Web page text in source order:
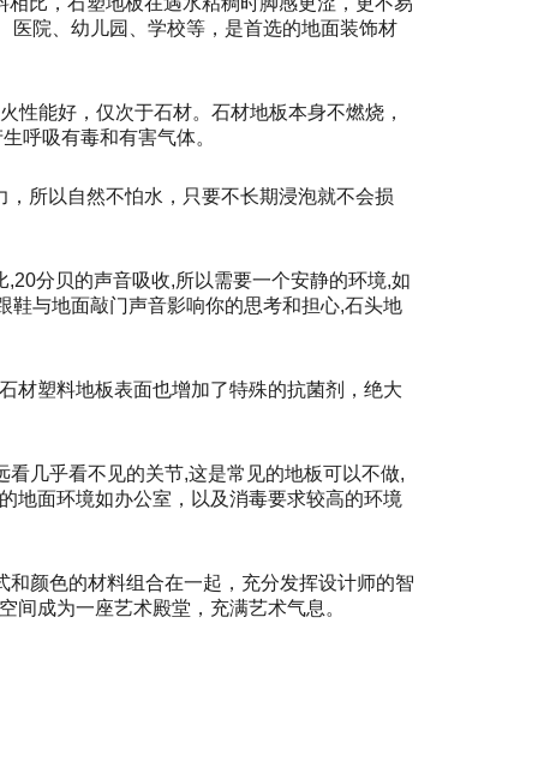
医院、幼儿园、学校等，是首选的地面装饰材
性能好，仅次于石材。石材地板本身不燃烧，
呼吸有毒和有害气体。
所以自然不怕水，只要不长期浸泡就不会损
分贝的声音吸收,所以需要一个安静的环境,如
鞋与地面敲门声音影响你的思考和担心,石头地
材塑料地板表面也增加了特殊的抗菌剂，绝大
几乎看不见的关节,这是常见的地板可以不做,
地面环境如办公室，以及消毒要求较高的环境
颜色的材料组合在一起，充分发挥设计师的智
成为一座艺术殿堂，充满艺术气息。